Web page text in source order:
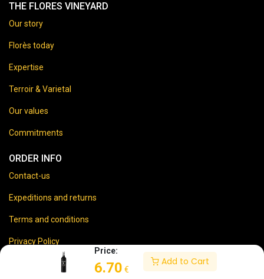
Price:
6.70 €
Add to Cart
THE FLORES VINEYARD
Our story
Florès today
Expertise
Terroir & Varietal
Our values
Commitments
ORDER INFO
Contact-us
Expeditions and returns
Terms and conditions
Privacy Policy
Legal disclaimer